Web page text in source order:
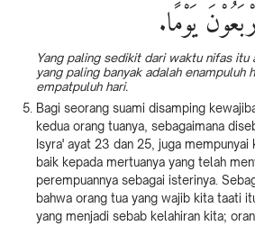
يَوْمًا.
Yang paling sedikit dari waktu nifas itu
yang paling banyak adalah enampuluh
empatpuluh hari.
Bagi seorang suami disamping
kedua orang tuanya, sebagaimana
Isyra' ayat 23 dan 25, juga
baik kepada mertuanya yang telah
perempuannya sebagai isterinya.
bahwa orang tua yang wajib kita taati
yang menjadi sebab kelahiran kita;